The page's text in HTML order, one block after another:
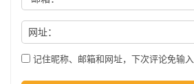
网址：
记住昵称、邮箱和网址，下次评论免输入